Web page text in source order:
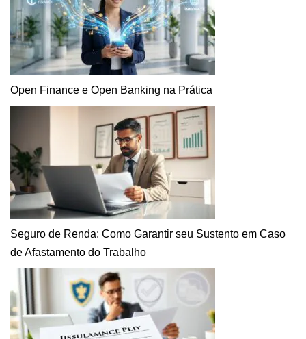
Open Finance e Open Banking na Prática
Seguro de Renda: Como Garantir seu Sustento em Caso
de Afastamento do Trabalho